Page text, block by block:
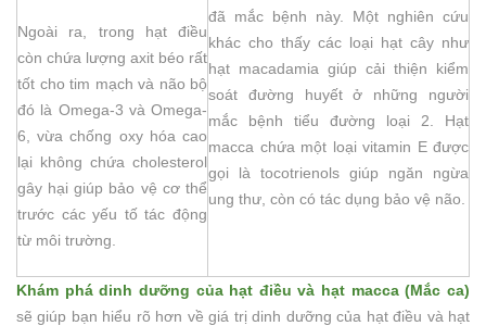
Ngoài ra, trong hạt điều
còn chứa lượng axit béo rất
tốt cho tim mạch và não bộ
đó là Omega-3 và Omega-
6, vừa chống oxy hóa cao
lại không chứa cholesterol
gây hại giúp bảo vệ cơ thể
trước các yếu tố tác động
từ môi trường.
đã mắc bệnh này. Một nghiên cứu
khác cho thấy các loại hạt cây như
hạt macadamia giúp cải thiện kiểm
soát đường huyết ở những người
mắc bệnh tiểu đường loại 2. Hạt
macca chứa một loại vitamin E được
gọi là tocotrienols giúp ngăn ngừa
ung thư, còn có tác dụng bảo vệ não.
Khám phá dinh dưỡng của hạt điều và hạt macca (Mắc ca)
sẽ giúp bạn hiểu rõ hơn về giá trị dinh dưỡng của hạt điều và hạt